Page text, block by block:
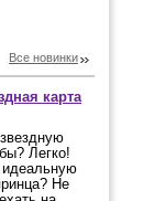
Все новинки
карта
Легко!
идеальную
Не